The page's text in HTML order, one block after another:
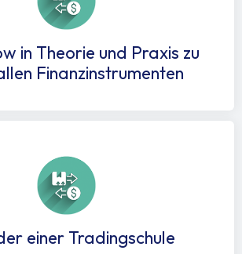
in Theorie und Praxis zu
Finanzinstrumenten
einer Tradingschule